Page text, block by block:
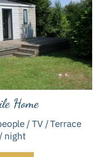
Home
/ TV / Terrace
night